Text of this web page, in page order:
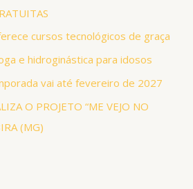
cursos tecnológicos de graça
e hidroginástica para idosos
vai até fevereiro de 2027
O PROJETO “ME VEJO NO
(MG)